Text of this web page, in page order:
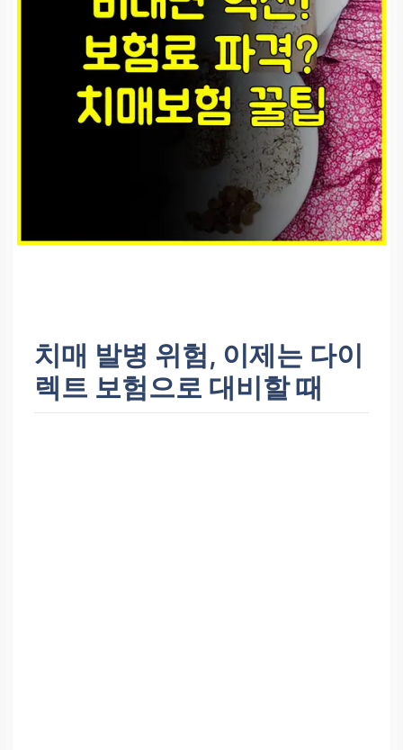
치매 발병 위험, 이제는 다이
렉트 보험으로 대비할 때